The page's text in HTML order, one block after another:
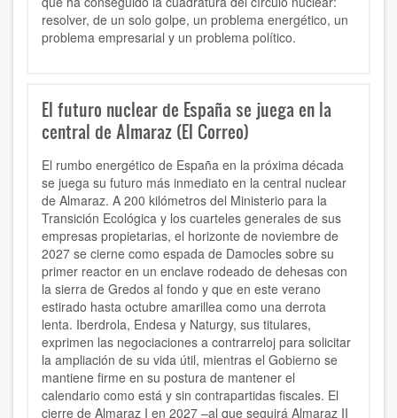
resolver, de un solo golpe, un problema energético, un
problema empresarial y un problema político.
El futuro nuclear de España se juega en la
central de Almaraz (El Correo)
El rumbo energético de España en la próxima década
se juega su futuro más inmediato en la central nuclear
de Almaraz. A 200 kilómetros del Ministerio para la
Transición Ecológica y los cuarteles generales de sus
empresas propietarias, el horizonte de noviembre de
2027 se cierne como espada de Damocles sobre su
primer reactor en un enclave rodeado de dehesas con
la sierra de Gredos al fondo y que en este verano
estirado hasta octubre amarillea como una derrota
lenta. Iberdrola, Endesa y Naturgy, sus titulares,
exprimen las negociaciones a contrarreloj para solicitar
la ampliación de su vida útil, mientras el Gobierno se
mantiene firme en su postura de mantener el
calendario como está y sin contrapartidas fiscales. El
cierre de Almaraz I en 2027 –al que seguirá Almaraz II